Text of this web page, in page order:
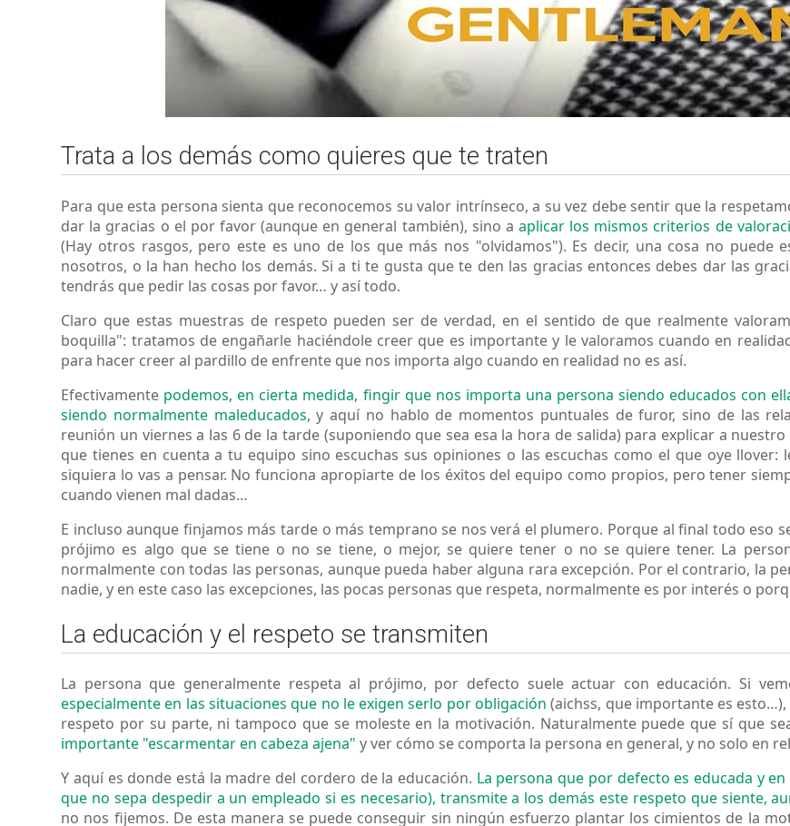
Trata a los demás como quieres que te traten
Para que esta persona sienta que reconocemos su valor intrínseco, a su vez debe sentir que la
dar la gracias o el por favor (aunque en general también), sino a aplicar los mismos criterios de
(Hay otros rasgos, pero este es uno de los que más nos "olvidamos"). Es decir, una cosa no puede
nosotros, o la han hecho los demás. Si a ti te gusta que te den las gracias entonces debes dar las
tendrás que pedir las cosas por favor… y así todo.
Claro que estas muestras de respeto pueden ser de verdad, en el sentido de que realmente
boquilla": tratamos de engañarle haciéndole creer que es importante y le valoramos cuando en
para hacer creer al pardillo de enfrente que nos importa algo cuando en realidad no es así.
Efectivamente podemos, en cierta medida, fingir que nos importa una persona siendo educados con
siendo normalmente maleducados, y aquí no hablo de momentos puntuales de furor, sino de las
reunión un viernes a las 6 de la tarde (suponiendo que sea esa la hora de salida) para explicar a
que tienes en cuenta a tu equipo sino escuchas sus opiniones o las escuchas como el que oye
siquiera lo vas a pensar. No funciona apropiarte de los éxitos del equipo como propios, pero tener
cuando vienen mal dadas…
E incluso aunque finjamos más tarde o más temprano se nos verá el plumero. Porque al final todo eso
prójimo es algo que se tiene o no se tiene, o mejor, se quiere tener o no se quiere tener. La
normalmente con todas las personas, aunque pueda haber alguna rara excepción. Por el contrario, la
nadie, y en este caso las excepciones, las pocas personas que respeta, normalmente es por interés o
La educación y el respeto se transmiten
La persona que generalmente respeta al prójimo, por defecto suele actuar con educación. Si
especialmente en las situaciones que no le exigen serlo por obligación (aichss, que importante es
respeto por su parte, ni tampoco que se moleste en la motivación. Naturalmente puede que sí que
importante "escarmentar en cabeza ajena" y ver cómo se comporta la persona en general, y no solo en
Y aquí es donde está la madre del cordero de la educación. La persona que por defecto es educada y
que no sepa despedir a un empleado si es necesario), transmite a los demás este respeto que siente,
no nos fijemos. De esta manera se puede conseguir sin ningún esfuerzo plantar los cimientos de la